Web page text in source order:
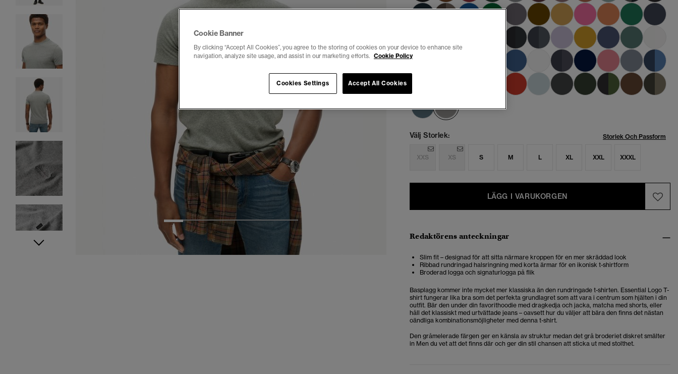
1 2 3 4
Välj Storlek: Storlek Och Passform
XXS XS S M L XL XXL XXXL
LÄGG I VARUKORGEN
Redaktörens anteckningar
Slim fit – designad för att sitta närmare kroppen för en mer skräddad look
Ribbad rundringad halsringning med korta ärmar för en ikonisk t-shirtform
Broderad logga och signaturlogga på flik
Basplagg kommer inte mycket mer klassiska än den rundringade t-shirten. Essential Logo T-
shirt fungerar lika bra som det perfekta grundlagret som att vara i centrum som hjälten i din
outfit. Bär den under din favorithoodie med dragkedja och jacka, matcha med shorts, eller
håll det klassiskt med urtvättade jeans – oavsett hur du väljer att bära den finns det nästan
oändliga kombinationsmöjligheter med denna t-shirt.
Den gråmelerade färgen ger en känsla av struktur medan det grå broderiet diskret smälter
in Men du vet att det finns där och ger din stil chansen att sticka ut med stolthet.
Cookie Banner
By clicking “Accept All Cookies”, you agree to the storing of cookies on your device to enhance site
navigation, analyze site usage, and assist in our marketing efforts. Cookie Policy
Accept All Cookies
Cookies Settings